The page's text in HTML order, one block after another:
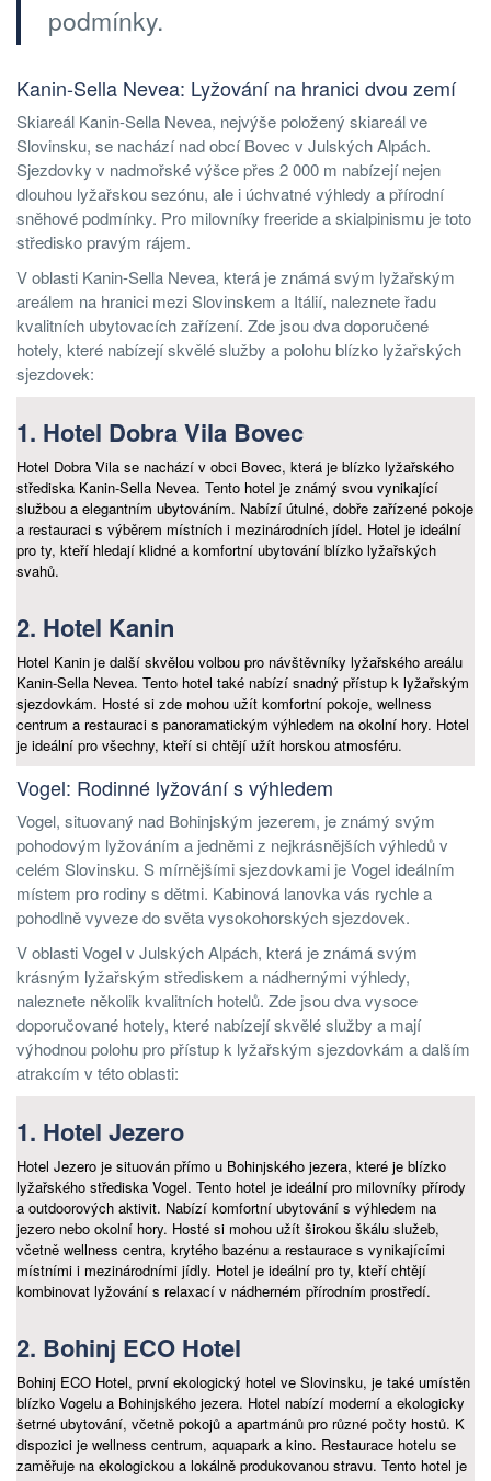
podmínky.
Kanin-Sella Nevea: Lyžování na hranici dvou zemí
Skiareál Kanin-Sella Nevea, nejvýše položený skiareál ve
Slovinsku, se nachází nad obcí Bovec v Julských Alpách.
Sjezdovky v nadmořské výšce přes 2 000 m nabízejí nejen
dlouhou lyžařskou sezónu, ale i úchvatné výhledy a přírodní
sněhové podmínky. Pro milovníky freeride a skialpinismu je toto
středisko pravým rájem.
V oblasti Kanin-Sella Nevea, která je známá svým lyžařským
areálem na hranici mezi Slovinskem a Itálií, naleznete řadu
kvalitních ubytovacích zařízení. Zde jsou dva doporučené
hotely, které nabízejí skvělé služby a polohu blízko lyžařských
sjezdovek:
1. Hotel Dobra Vila Bovec
Hotel Dobra Vila se nachází v obci Bovec, která je blízko lyžařského
střediska Kanin-Sella Nevea. Tento hotel je známý svou vynikající
službou a elegantním ubytováním. Nabízí útulné, dobře zařízené pokoje
a restauraci s výběrem místních i mezinárodních jídel. Hotel je ideální
pro ty, kteří hledají klidné a komfortní ubytování blízko lyžařských
svahů.
2. Hotel Kanin
Hotel Kanin je další skvělou volbou pro návštěvníky lyžařského areálu
Kanin-Sella Nevea. Tento hotel také nabízí snadný přístup k lyžařským
sjezdovkám. Hosté si zde mohou užít komfortní pokoje, wellness
centrum a restauraci s panoramatickým výhledem na okolní hory. Hotel
je ideální pro všechny, kteří si chtějí užít horskou atmosféru.
Vogel: Rodinné lyžování s výhledem
Vogel, situovaný nad Bohinjským jezerem, je známý svým
pohodovým lyžováním a jedněmi z nejkrásnějších výhledů v
celém Slovinsku. S mírnějšími sjezdovkami je Vogel ideálním
místem pro rodiny s dětmi. Kabinová lanovka vás rychle a
pohodlně vyveze do světa vysokohorských sjezdovek.
V oblasti Vogel v Julských Alpách, která je známá svým
krásným lyžařským střediskem a nádhernými výhledy,
naleznete několik kvalitních hotelů. Zde jsou dva vysoce
doporučované hotely, které nabízejí skvělé služby a mají
výhodnou polohu pro přístup k lyžařským sjezdovkám a dalším
atrakcím v této oblasti:
1. Hotel Jezero
Hotel Jezero je situován přímo u Bohinjského jezera, které je blízko
lyžařského střediska Vogel. Tento hotel je ideální pro milovníky přírody
a outdoorových aktivit. Nabízí komfortní ubytování s výhledem na
jezero nebo okolní hory. Hosté si mohou užít širokou škálu služeb,
včetně wellness centra, krytého bazénu a restaurace s vynikajícími
místními i mezinárodními jídly. Hotel je ideální pro ty, kteří chtějí
kombinovat lyžování s relaxací v nádherném přírodním prostředí.
2. Bohinj ECO Hotel
Bohinj ECO Hotel, první ekologický hotel ve Slovinsku, je také umístěn
blízko Vogelu a Bohinjského jezera. Hotel nabízí moderní a ekologicky
šetrné ubytování, včetně pokojů a apartmánů pro různé počty hostů. K
dispozici je wellness centrum, aquapark a kino. Restaurace hotelu se
zaměřuje na ekologickou a lokálně produkovanou stravu. Tento hotel je